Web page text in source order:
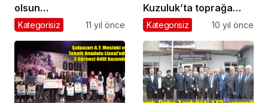
olsun…
Kategorisiz 11 yıl önce
Kuzuluk’ta toprağa
verildi
Kategorisiz 10 yıl önce